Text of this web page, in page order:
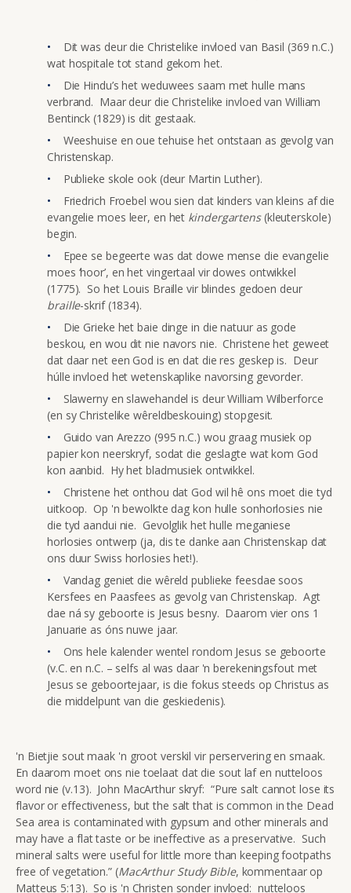
Dit was deur die Christelike invloed van Basil (369 n.C.)
wat hospitale tot stand gekom het.
Die Hindu’s het weduwees saam met hulle mans
verbrand. Maar deur die Christelike invloed van William
Bentinck (1829) is dit gestaak.
Weeshuise en oue tehuise het ontstaan as gevolg van
Christenskap.
Publieke skole ook (deur Martin Luther).
Friedrich Froebel wou sien dat kinders van kleins af die
evangelie moes leer, en het kindergartens(kleuterskole)
begin.
Epee se begeerte was dat dowe mense die evangelie
moes ‘hoor’, en het vingertaal vir dowes ontwikkel
(1775). So het Louis Braille vir blindes gedoen deur
braille-skrif (1834).
Die Grieke het baie dinge in die natuur as gode
beskou, en wou dit nie navors nie. Christene het geweet
dat daar net een God is en dat die res geskep is. Deur
húlle invloed het wetenskaplike navorsing gevorder.
Slawerny en slawehandel is deur William Wilberforce
(en sy Christelike wêreldbeskouing) stopgesit.
Guido van Arezzo (995 n.C.) wou graag musiek op
papier kon neerskryf, sodat die geslagte wat kom God
kon aanbid. Hy het bladmusiek ontwikkel.
Christene het onthou dat God wil hê ons moet die tyd
uitkoop. Op 'n bewolkte dag kon hulle sonhorlosies nie
die tyd aandui nie. Gevolglik het hulle meganiese
horlosies ontwerp (ja, dis te danke aan Christenskap dat
ons duur Swiss horlosies het!).
Vandag geniet die wêreld publieke feesdae soos
Kersfees en Paasfees as gevolg van Christenskap. Agt
dae ná sy geboorte is Jesus besny. Daarom vier ons 1
Januarie as óns nuwe jaar.
Ons hele kalender wentel rondom Jesus se geboorte
(v.C. en n.C. – selfs al was daar 'n berekeningsfout met
Jesus se geboortejaar, is die fokus steeds op Christus as
die middelpunt van die geskiedenis).
'n Bietjie sout maak 'n groot verskil vir perservering en smaak.
En daarom moet ons nie toelaat dat die sout laf en nutteloos
word nie (v.13). John MacArthur skryf: “Pure salt cannot lose its
flavor or effectiveness, but the salt that is common in the Dead
Sea area is contaminated with gypsum and other minerals and
may have a flat taste or be ineffective as a preservative. Such
mineral salts were useful for little more than keeping footpaths
free of vegetation.” (MacArthur Study Bible, kommentaar op
Matteus 5:13). So is 'n Christen sonder invloed: nutteloos